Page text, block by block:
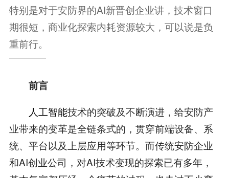
特别是对于安防界的AI新晋创企业讲，技术窗口
期很短，商业化探索内耗资源较大，可以说是负
重前行。
前言
人工智能技术的突破及不断演进，给安防产
业带来的变革是全链条式的，贯穿前端设备、系
统、平台以及上层应用等环节。而传统安防企业
和AI创业公司，对AI技术变现的探索已有多年，